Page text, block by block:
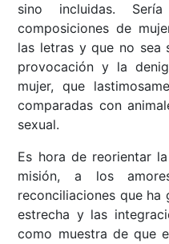
sino incluidas.
composiciones de
las letras y que no sea
provocación y la
mujer, que
comparadas con
sexual.
Es hora de reorientar
misión, a los
reconciliaciones que ha
estrecha y las
como muestra de que